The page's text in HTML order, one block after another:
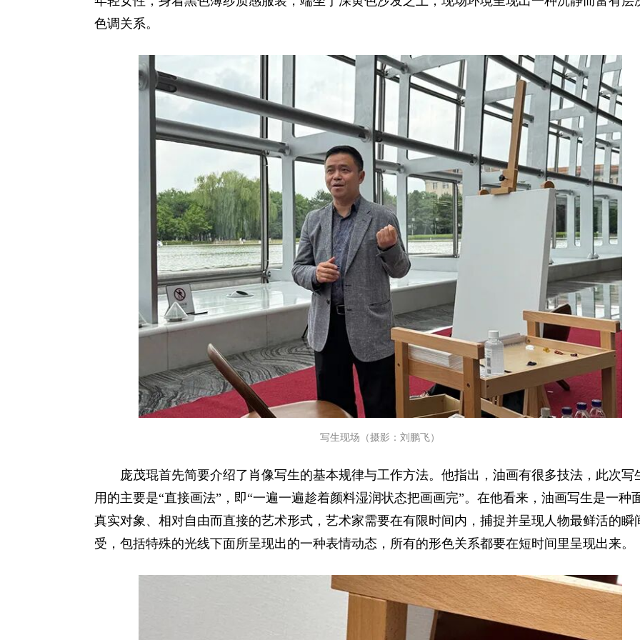
色调关系。
写生现场（摄影：刘鹏飞）
庞茂琨首先简要介绍了肖像写生的基本规律与工作方法。他指出，油画有很多技法，此次写
用的主要是“直接画法”，即“一遍一遍趁着颜料湿润状态把画画完”。在他看来，油画写生是一种
真实对象、相对自由而直接的艺术形式，艺术家需要在有限时间内，捕捉并呈现人物最鲜活的瞬
受，包括特殊的光线下面所呈现出的一种表情动态，所有的形色关系都要在短时间里呈现出来。